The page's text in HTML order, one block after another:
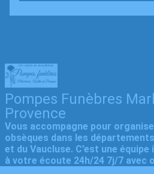
Pompes Funèbres
Provence
Vous accompagne pour
obsèques dans les
et du Vaucluse. C’est une
à votre écoute 24h/24 7j/7 avec